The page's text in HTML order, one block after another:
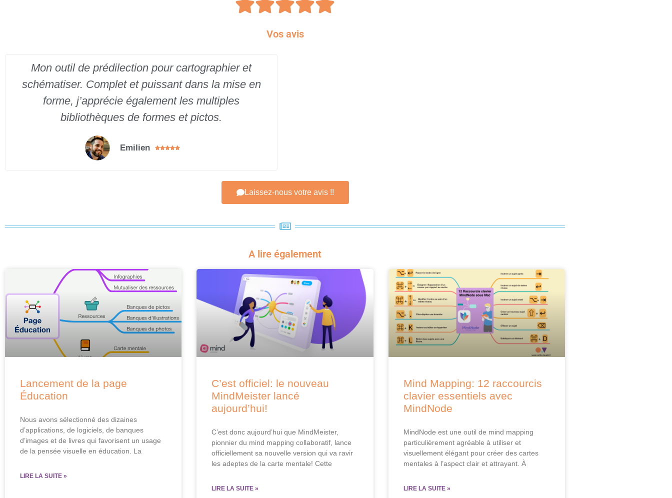
Vos avis
Mon outil de prédilection pour cartographier et
schématiser. Complet et puissant dans la mise en
forme, j’apprécie également les multiples
bibliothèques de formes et pictos.
Emilien 
Laissez-nous votre avis !!
A lire également
Lancement de la page
Éducation
Nous avons sélectionné des dizaines
d’applications, de logiciels, de banques
d’images et de livres qui favorisent un usage
de la pensée visuelle en éducation. La
LIRE LA SUITE »
C’est officiel: le nouveau
MindMeister lancé
aujourd’hui!
C’est donc aujourd’hui que MindMeister,
pionnier du mind mapping collaboratif, lance
officiellement sa nouvelle version qui va ravir
les adeptes de la carte mentale! Cette
LIRE LA SUITE »
Mind Mapping: 12 raccourcis
clavier essentiels avec
MindNode
MindNode est une outil de mind mapping
particulièrement agréable à utiliser et
visuellement élégant pour créer des cartes
mentales à l’aspect clair et attrayant. À
LIRE LA SUITE »